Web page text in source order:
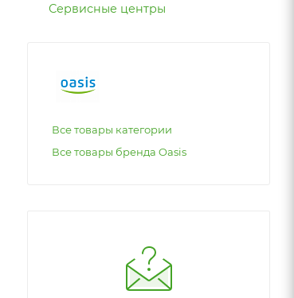
Сервисные центры
Все товары категории
Все товары бренда Oasis